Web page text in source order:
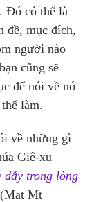
Đó có thể là
đề, mục đích,
người nào
cũng sẽ
để nói về nó
làm.
về những gì
Giê-xu
dẫy trong lòng
(Mat Mt